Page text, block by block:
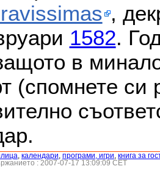
,
1582.
в
(спомнете си
, календари, програми, игри, книга за
: 2007-07-17 13:09:09 CET